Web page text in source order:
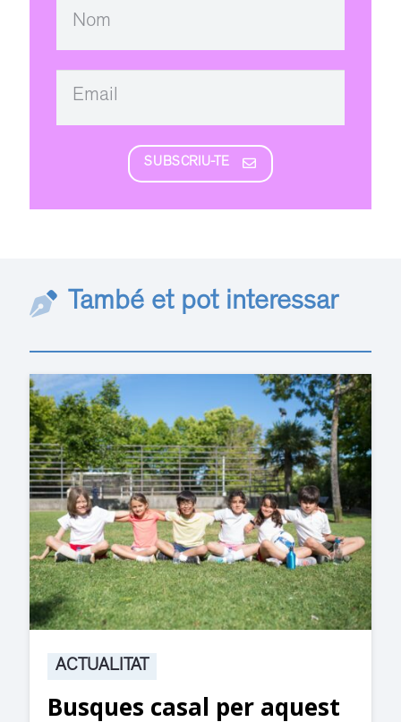
SUBSCRIU-TE
També et pot interessar
ACTUALITAT
Busques casal per aquest